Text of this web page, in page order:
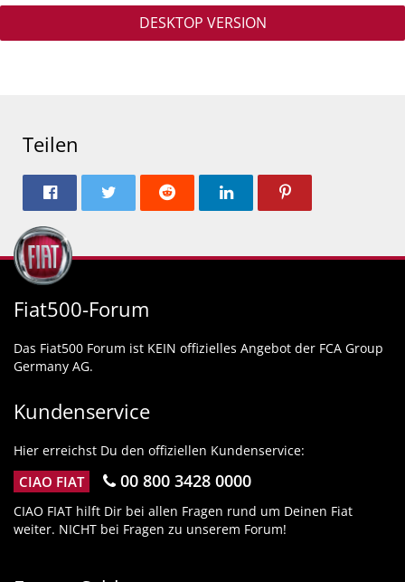
DESKTOP VERSION
Teilen
Fiat500-Forum
Das Fiat500 Forum ist KEIN offizielles Angebot der FCA Group
Germany AG.
Kundenservice
Hier erreichst Du den offiziellen Kundenservice:
CIAO FIAT 00 800 3428 0000
CIAO FIAT hilft Dir bei allen Fragen rund um Deinen Fiat
weiter. NICHT bei Fragen zu unserem Forum!